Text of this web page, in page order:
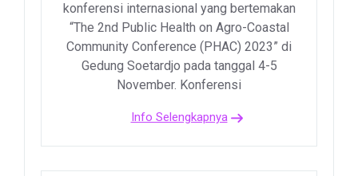
konferensi internasional yang bertemakan
“The 2nd Public Health on Agro-Coastal
Community Conference (PHAC) 2023” di
Gedung Soetardjo pada tanggal 4-5
November. Konferensi
Info Selengkapnya